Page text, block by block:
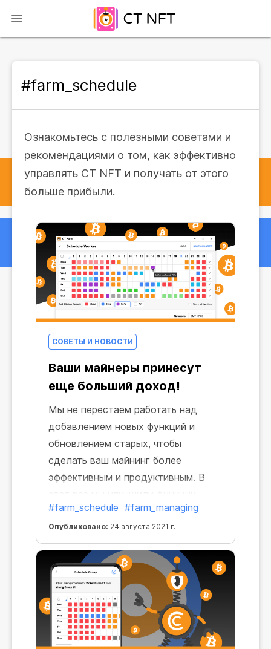
#farm_schedule
Ознакомьтесь с полезными советами и
рекомендациями о том, как эффективно
управлять CT NFT и получать от этого
больше прибыли.
СОВЕТЫ И НОВОСТИ
Ваши майнеры принесут
еще больший доход!
Мы не перестаем работать над
добавлением новых функций и
обновлением старых, чтобы
сделать ваш майнинг более
эффективным и продуктивным. В
этот раз мы улучшили функции
планировщика. Теперь вы можете
более точно регулировать
настройки, лучше распределить
загрузку и сделать так, чтобы ваши
майнеры приносили вам бо́льшую
прибыль
#farm_schedule #farm_managing
Опубликовано: 24 августа 2021 г.